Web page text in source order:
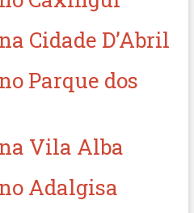
Cidade D’Abril
Parque dos
Vila Alba
Adalgisa